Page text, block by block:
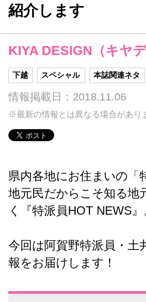
紹介します
KIYA DESIGN（キヤデ
下越 スペシャル 本誌関連ネタ
情報掲載日：2018.11.06
※最新の情報とは異なる場合があり
県内各地にお住まいの「
地元民だからこそ知る地
く『特派員HOT NEWS』
今回は阿賀野特派員・土
報をお届けします！